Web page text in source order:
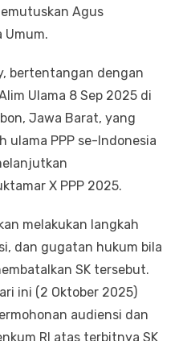
Agus
Umum.
bertentangan dengan
Ulama 8 Sep 2025 di
Jawa Barat, yang
ulama PPP se-Indonesia
X PPP 2025.
melakukan langkah
dan gugatan hukum bila
SK tersebut.
ini (2 Oktober 2025)
audiensi dan
RI atas terbitnya SK